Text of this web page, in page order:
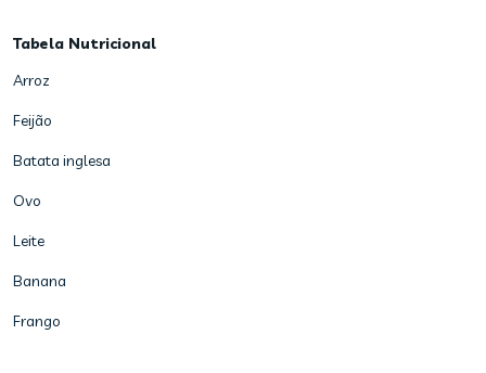
Tabela Nutricional
Arroz
Feijão
Batata inglesa
Ovo
Leite
Banana
Frango